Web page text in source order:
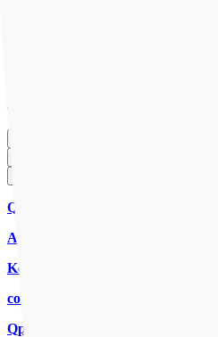
over ons
Qpido
Aanbod
Kennisbank
contact
Qpido